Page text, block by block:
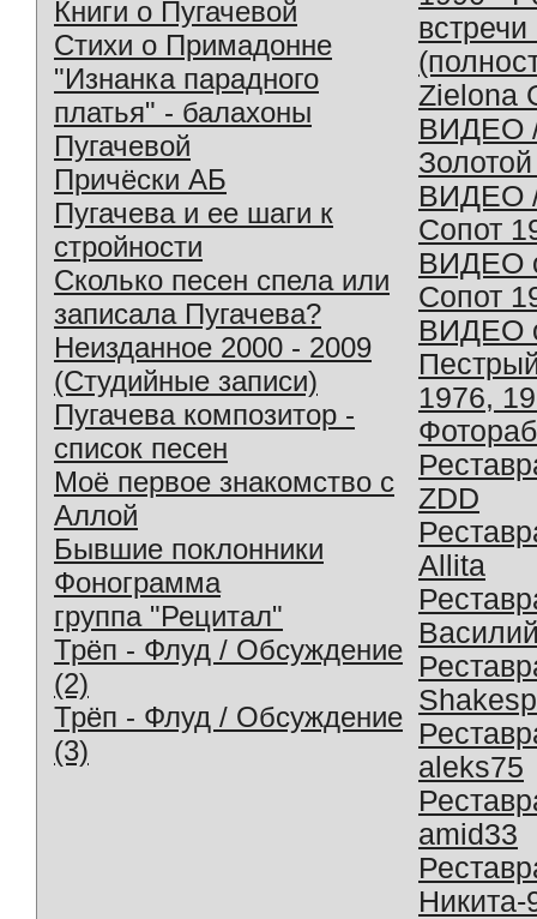
Книги о Пугачевой
Стихи о Примадонне
"Изнанка парадного
платья" - балахоны
Пугачевой
Причёски АБ
Пугачева и ее шаги к
стройности
Сколько песен спела или
записала Пугачева?
Неизданное 2000 - 2009
(Студийные записи)
Пугачева композитор -
список песен
Моё первое знакомство с
Аллой
Бывшие поклонники
Фонограмма
группа "Рецитал"
Трёп - Флуд / Обсуждение
(2)
Трёп - Флуд / Обсуждение
(3)
Zielona
ВИДЕО
ВИДЕО
Сопот
ВИДЕО
Сопот
ВИДЕО
1976,
ZDD
Allita
aleks75
amid33
Никита-